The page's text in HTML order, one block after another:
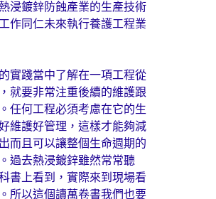
浸鍍鋅防蝕產業的生產技術
作同仁未來執行養護工程業
實踐當中了解在一項工程從
就要非常注重後續的維護跟
任何工程必須考慮在它的生
維護好管理，這樣才能夠減
而且可以讓整個生命週期的
過去熱浸鍍鋅雖然常常聽
書上看到，實際來到現場看
所以這個讀萬卷書我們也要